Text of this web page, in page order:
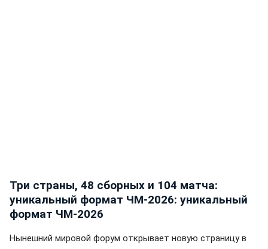
Три страны, 48 сборных и 104 матча:
уникальный формат ЧМ-2026: уникальный
формат ЧМ-2026
Нынешний мировой форум открывает новую страницу в